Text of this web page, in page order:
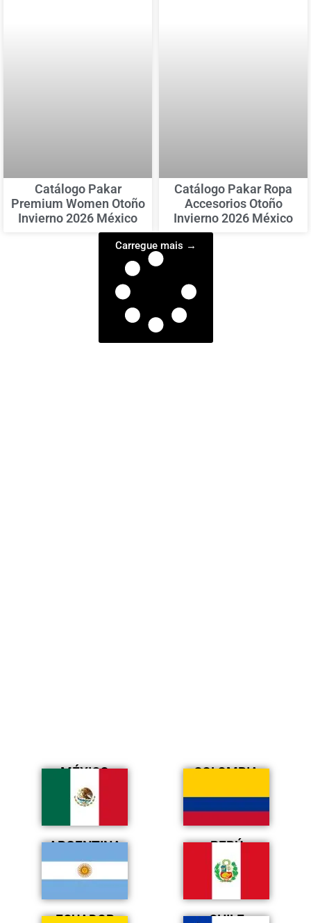
Catálogo Pakar
Premium Women Otoño
Invierno 2026 México
Catálogo Pakar Ropa
Accesorios Otoño
Invierno 2026 México
Carregue mais →
MÉXICO COLOMBIA
ARGENTINA PERÚ